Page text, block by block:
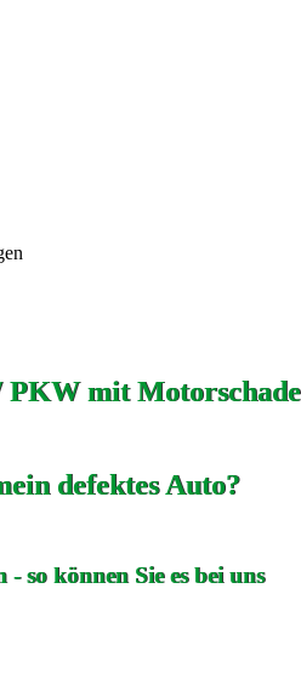
PKW mit
defektes Auto?
so können Sie es bei uns